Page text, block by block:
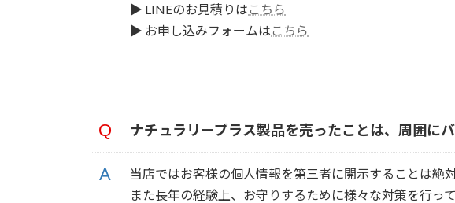
▶ LINEのお見積りは こちら
▶ お申し込みフォームは こちら
ナチュラリープラス製品を売ったことは、周囲に
当店ではお客様の個人情報を第三者に開示することは絶
また長年の経験上、お守りするために様々な対策を行っ